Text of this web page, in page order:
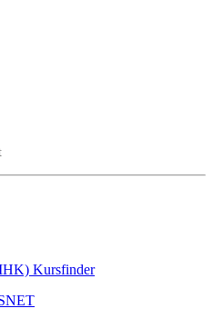
Kursfinder